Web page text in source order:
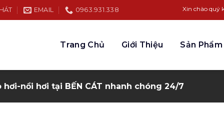
EMAIL 0963.931.338 Xin chào quý khách hàng
Trang Chủ Giới Thiệu Sản Phẩm
nồi hơi tại BẾN CÁT nhanh chóng 24/7